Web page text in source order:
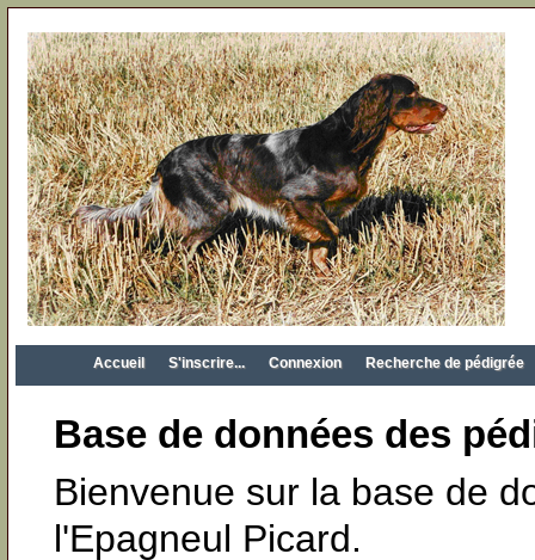
Accueil S'inscrire... Connexion Recherche de pédigrée
Base de données des
Bienvenue sur la base de
l'Epagneul Picard.